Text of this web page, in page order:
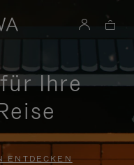
Ihre
ENTDECKEN